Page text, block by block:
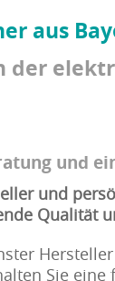
aus
der
und
und
Qualität
Sie